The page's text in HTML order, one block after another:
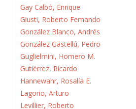
Gay Calbó, Enrique
Giusti, Roberto Fernando
González Blanco, Andrés
González Gastellú, Pedro
Guglielmini, Homero M.
Gutiérrez, Ricardo
Hannewahr, Rosalía E.
Lagorio, Arturo
Levillier, Roberto